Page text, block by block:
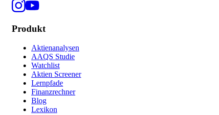
Produkt
Aktienanalysen
AAQS Studie
Watchlist
Aktien Screener
Lernpfade
Finanzrechner
Blog
Lexikon